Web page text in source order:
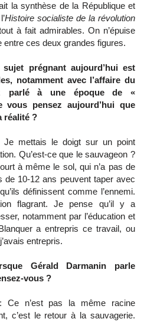
la synthèse de la République et
Histoire socialiste de la révolution
à fait admirables. On n’épuise
ces deux grandes figures.
prégnant aujourd’hui est
notamment avec l’affaire du
parlé à une époque de «
vous pensez aujourd’hui que
réalité ?
Je mettais le doigt sur un point
Qu’est-ce que le sauvageon ?
à même le sol, qui n’a pas de
de 10-12 ans peuvent taper avec
définissent comme l’ennemi.
flagrant. Je pense qu’il y a
notamment par l’éducation et
a entrepris ce travail, ou
entrepris.
Gérald Darmanin parle
vous ?
Ce n’est pas la même racine
c’est le retour à la sauvagerie.